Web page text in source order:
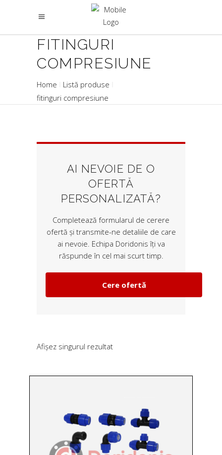
FITINGURI
COMPRESIUNE
Home
Listă produse
fitinguri compresiune
AI NEVOIE DE O
OFERTĂ
PERSONALIZATĂ?
Completează formularul de cerere
ofertă și transmite-ne detaliile de care
ai nevoie. Echipa Doridonis îți va
răspunde în cel mai scurt timp.
Cere ofertă
Afișez singurul rezultat